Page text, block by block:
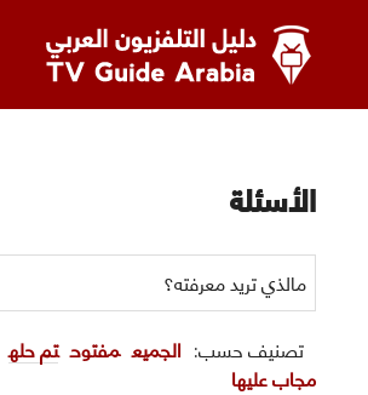
المحتوى
دليل التلفزيون العربي
الأسئلة
تصنيف حسب: الجميع مفتوح تم حله
مجاب عليها